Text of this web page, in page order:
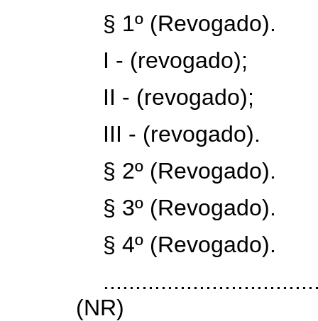
§ 1º (Revogado).
I - (revogado);
II - (revogado);
III - (revogado).
§ 2º (Revogado).
§ 3º (Revogado).
§ 4º (Revogado).
(NR)